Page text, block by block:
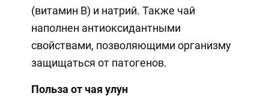
(витамин B) и натрий. Также чай
наполнен антиоксидантными
свойствами, позволяющими организму
защищаться от патогенов.
Польза от чая улун